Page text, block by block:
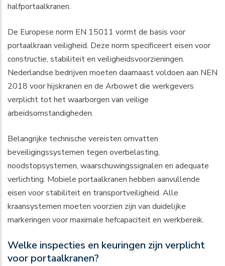
halfportaalkranen.
De Europese norm EN 15011 vormt de basis voor
portaalkraan veiligheid. Deze norm specificeert eisen voor
constructie, stabiliteit en veiligheidsvoorzieningen.
Nederlandse bedrijven moeten daarnaast voldoen aan NEN
2018 voor hijskranen en de Arbowet die werkgevers
verplicht tot het waarborgen van veilige
arbeidsomstandigheden.
Belangrijke technische vereisten omvatten
beveiligingssystemen tegen overbelasting,
noodstopsystemen, waarschuwingssignalen en adequate
verlichting. Mobiele portaalkranen hebben aanvullende
eisen voor stabiliteit en transportveiligheid. Alle
kraansystemen moeten voorzien zijn van duidelijke
markeringen voor maximale hefcapaciteit en werkbereik.
Welke inspecties en keuringen zijn verplicht
voor portaalkranen?